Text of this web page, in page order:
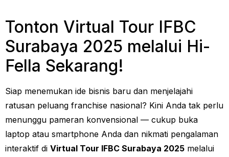
Tonton Virtual Tour IFBC
Surabaya 2025 melalui Hi-
Fella Sekarang!
Siap menemukan ide bisnis baru dan menjelajahi
ratusan peluang franchise nasional? Kini Anda tak perlu
menunggu pameran konvensional — cukup buka
laptop atau smartphone Anda dan nikmati pengalaman
interaktif di Virtual Tour IFBC Surabaya 2025 melalui